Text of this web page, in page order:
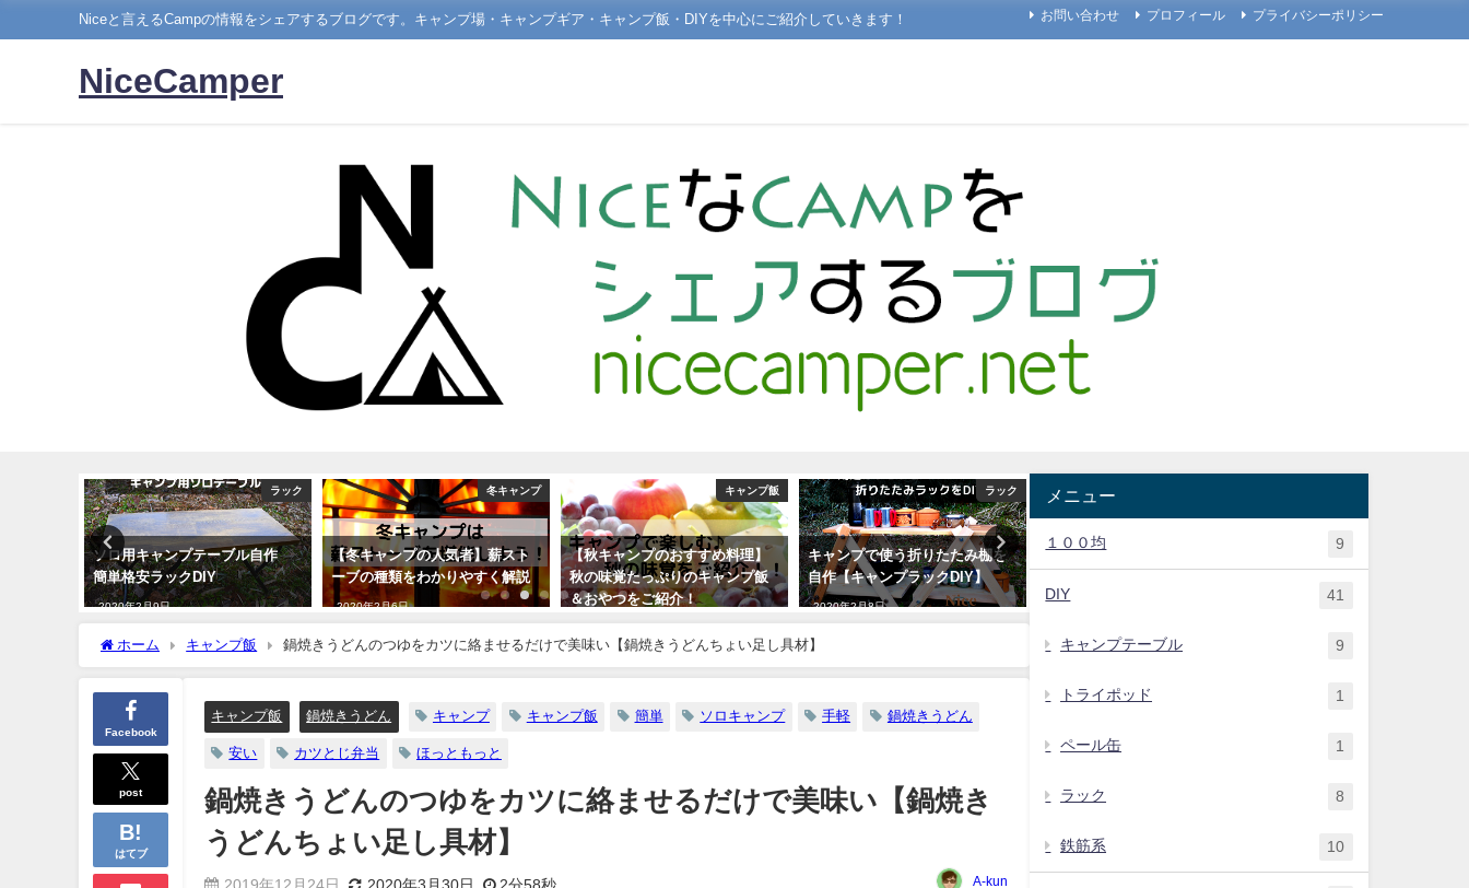
Niceと言えるCampの情報をシェアするブログです。キャンプ場・キャンプギア・キャンプ飯・DIYを中心にご紹介していきます！ お問い合わせ プロフィール プライバシーポリシー
NiceCamper
ラック
ソロ用キャンプテーブル自作
簡単格安ラックDIY
2020年2月9日
冬キャンプ
【冬キャンプの人気者】薪スト
ーブの種類をわかりやすく解説
2020年2月6日
キャンプ飯
【秋キャンプのおすすめ料理】
秋の味覚たっぷりのキャンプ飯
＆おやつをご紹介！
ラック
キャンプで使う折りたたみ棚を
自作【キャンプラックDIY】
2020年2月8日
《ワイルドキャンプ飯》ダッチ
ースト
ホーム キャンプ飯 鍋焼きうどんのつゆをカツに絡ませるだけで美味い【鍋焼きうどんちょい足し具材】
Facebook
post
はてブ
キャンプ飯 鍋焼きうどん キャンプ キャンプ飯 簡単 ソロキャンプ 手軽 鍋焼きうどん
安い カツとじ弁当 ほっともっと
鍋焼きうどんのつゆをカツに絡ませるだけで美味い【鍋焼き
うどんちょい足し具材】
2019年12月24日 2020年3月30日 2分58秒 A-kun
メニュー
１００均 9
DIY 41
キャンプテーブル 9
トライポッド 1
ペール缶 1
ラック 8
鉄筋系 10